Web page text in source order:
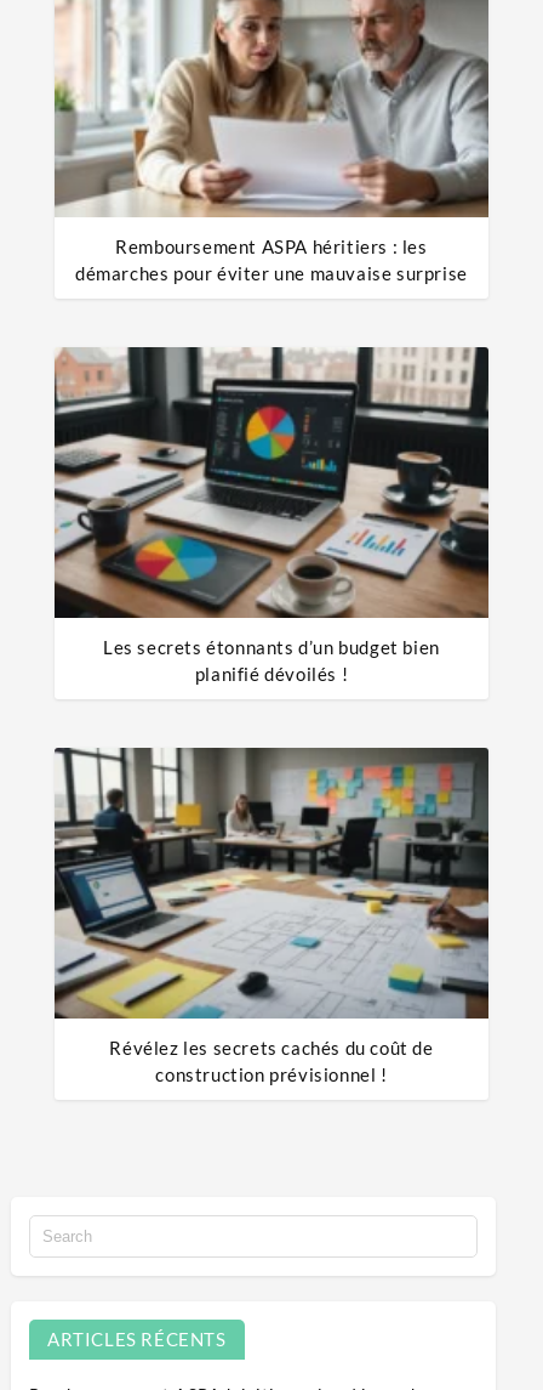
Remboursement ASPA héritiers : les
démarches pour éviter une mauvaise surprise
Les secrets étonnants d’un budget bien
planifié dévoilés !
Révélez les secrets cachés du coût de
construction prévisionnel !
ARTICLES RÉCENTS